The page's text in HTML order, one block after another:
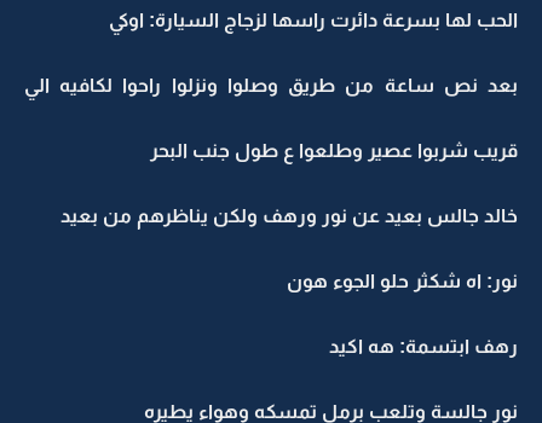
الحب لها بسرعة دائرت راسها لزجاج السيارة: اوكي
بعد نص ساعة من طريق وصلوا ونزلوا راحوا لكافيه الي
قريب شربوا عصير وطلعوا ع طول جنب البحر
خالد جالس بعيد عن نور ورهف ولكن يناظرهم من بعيد
نور: اه شكثر حلو الجوء هون
رهف ابتسمة: هه اكيد
نور جالسة وتلعب برمل تمسكه وهواء يطيره